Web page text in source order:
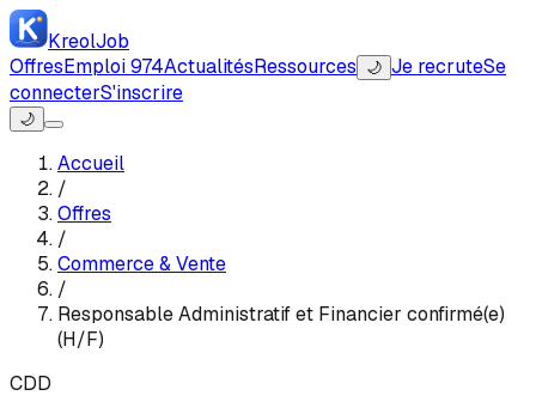
KreolJob
OffresEmploi 974ActualitésRessources 🌙 Je recruteSe
connecterS'inscrire
🌙
Accueil
/
Offres
/
Commerce & Vente
/
Responsable Administratif et Financier confirmé(e)
(H/F)
CDD